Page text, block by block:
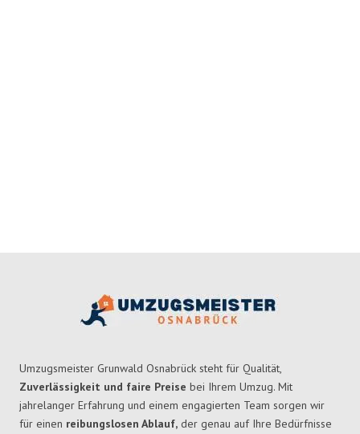
Umzugsmeister Grunwald Osnabrück steht für Qualität,
Zuverlässigkeit und faire Preise bei Ihrem Umzug. Mit
jahrelanger Erfahrung und einem engagierten Team sorgen wir
für einen reibungslosen Ablauf, der genau auf Ihre Bedürfnisse